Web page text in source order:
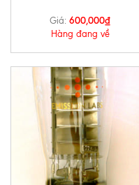
Giá: 600,000₫
Hàng đang về